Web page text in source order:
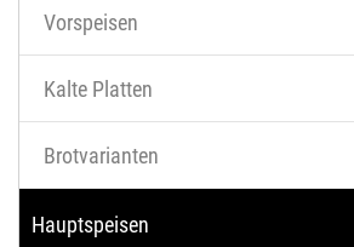
Vorspeisen
Kalte Platten
Brotvarianten
Hauptspeisen